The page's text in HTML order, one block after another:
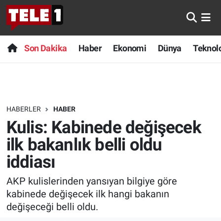
Son Dakika Haber Ekonomi Dünya
HABERLER HABER
Kulis: Kabinede değişecek
ilk bakanlık belli oldu
iddiası
AKP kulislerinden yansıyan bilgiye göre
kabinede değişecek ilk hangi bakanın
değişeceği belli oldu.
Anında Manşet
Başka Sohbetler
Bilim turu
Bilim ve Teknoloji Evreni
Doğa Konuşuyor
Dünya
Ege Saati
Son Dakika
Haber
Dünya
Teknoloji
Sağlık
Spor
Yayın Akışı
Nöbetçi Eczaneler
Hava Durumu
Trafik Durumu
Süper Lig Puan Durumu ve Fikstür
Tüm Manşetler
Son Dakika Haberleri
Haber Arşivi